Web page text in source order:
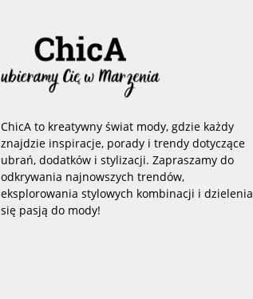
ChicA to kreatywny świat mody, gdzie każdy
znajdzie inspiracje, porady i trendy dotyczące
ubrań, dodatków i stylizacji. Zapraszamy do
odkrywania najnowszych trendów,
eksplorowania stylowych kombinacji i dzielenia
się pasją do mody!